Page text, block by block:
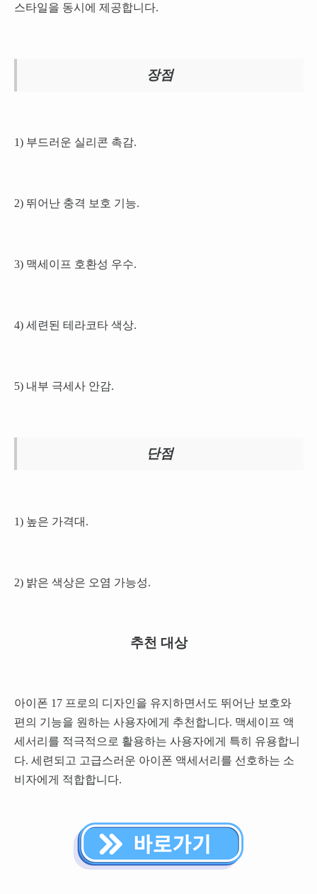
스타일을 동시에 제공합니다.
장점
1) 부드러운 실리콘 촉감.
2) 뛰어난 충격 보호 기능.
3) 맥세이프 호환성 우수.
4) 세련된 테라코타 색상.
5) 내부 극세사 안감.
단점
1) 높은 가격대.
2) 밝은 색상은 오염 가능성.
추천 대상
아이폰 17 프로의 디자인을 유지하면서도 뛰어난 보호와
편의 기능을 원하는 사용자에게 추천합니다. 맥세이프 액
세서리를 적극적으로 활용하는 사용자에게 특히 유용합니
다. 세련되고 고급스러운 아이폰 액세서리를 선호하는 소
비자에게 적합합니다.